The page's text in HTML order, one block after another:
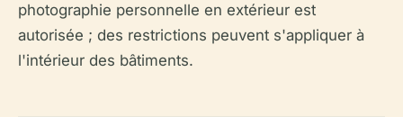
photographie personnelle en extérieur est
autorisée ; des restrictions peuvent s'appliquer à
l'intérieur des bâtiments.